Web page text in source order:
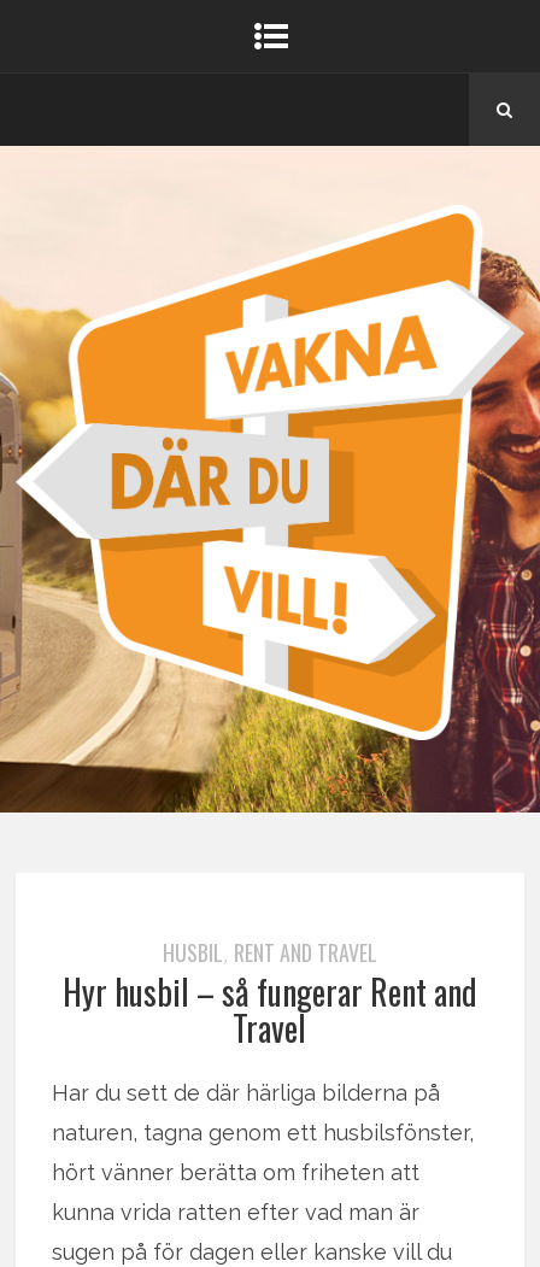
HUSBIL, RENT AND TRAVEL
Hyr husbil – så fungerar Rent and
Travel
Har du sett de där härliga bilderna på
naturen, tagna genom ett husbilsfönster,
hört vänner berätta om friheten att
kunna vrida ratten efter vad man är
sugen på för dagen eller kanske vill du